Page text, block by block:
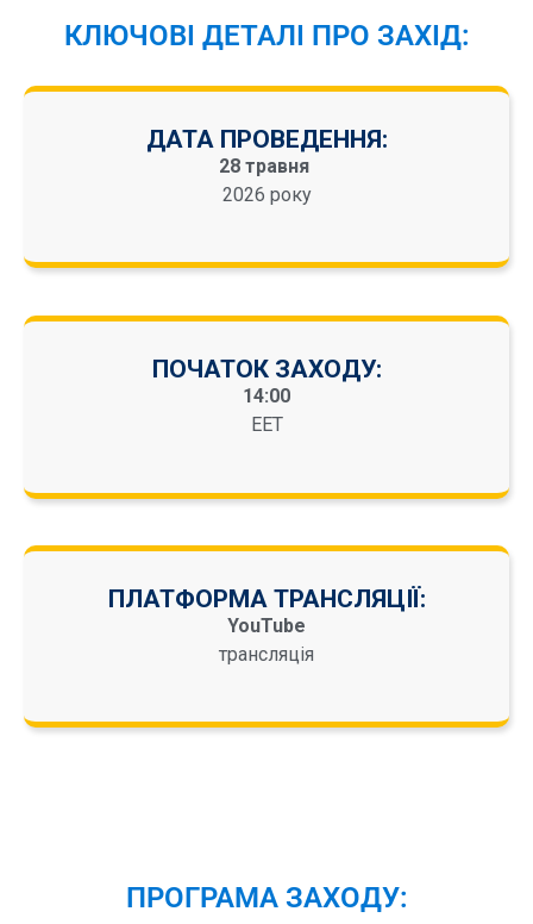
КЛЮЧОВІ ДЕТАЛІ ПРО ЗАХІД:
ДАТА ПРОВЕДЕННЯ:
28 травня
2026 року
ПОЧАТОК ЗАХОДУ:
14:00
EET
ПЛАТФОРМА ТРАНСЛЯЦІЇ:
YouTube
трансляція
ПРОГРАМА ЗАХОДУ: